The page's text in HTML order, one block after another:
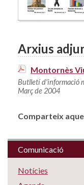
Arxius
Montornès
Butlletí d'informació
Març de 2004
Comparteix
Comunicació
Notícies